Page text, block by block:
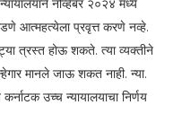
नोव्हेंबर २०२४ मध्ये
आत्महत्येला प्रवृत्त करणे नव्हे.
त्रस्त होऊ शकते. त्या व्यक्तीने
मानले जाऊ शकत नाही. न्या.
उच्च न्यायालयाचा निर्णय